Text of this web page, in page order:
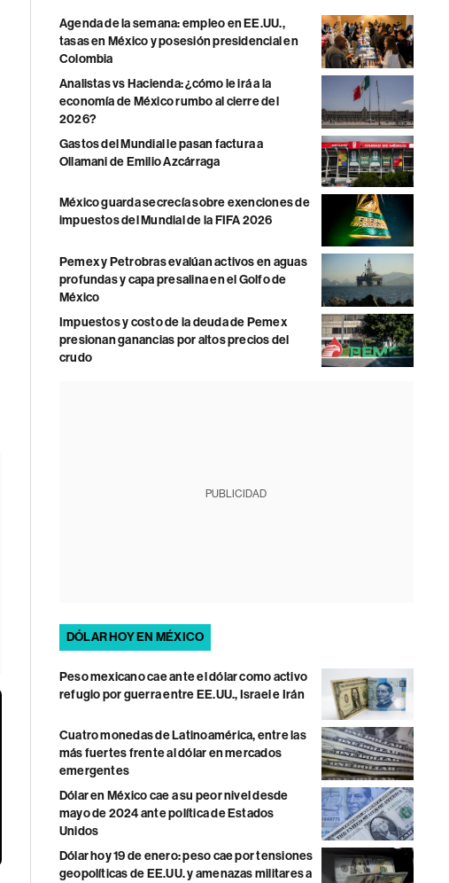
Agenda de la semana: empleo en EE.UU.,
tasas en México y posesión presidencial en
Colombia
Analistas vs Hacienda: ¿cómo le irá a la
economía de México rumbo al cierre del
2026?
Gastos del Mundial le pasan factura a
Ollamani de Emilio Azcárraga
México guarda secrecía sobre exenciones de
impuestos del Mundial de la FIFA 2026
Pemex y Petrobras evalúan activos en aguas
profundas y capa presalina en el Golfo de
México
Impuestos y costo de la deuda de Pemex
presionan ganancias por altos precios del
crudo
PUBLICIDAD
DÓLAR HOY EN MÉXICO
Peso mexicano cae ante el dólar como activo
refugio por guerra entre EE.UU., Israel e Irán
Cuatro monedas de Latinoamérica, entre las
más fuertes frente al dólar en mercados
emergentes
Dólar en México cae a su peor nivel desde
mayo de 2024 ante política de Estados
Unidos
Dólar hoy 19 de enero: peso cae por tensiones
geopolíticas de EE.UU. y amenazas militares a